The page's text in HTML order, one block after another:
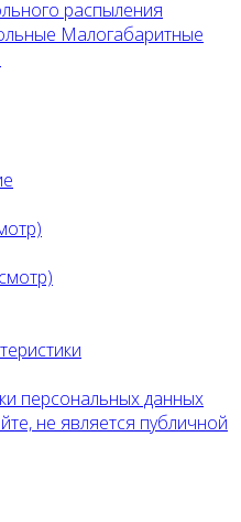
распыления
Малогабаритные
персональных данных
не является публичной